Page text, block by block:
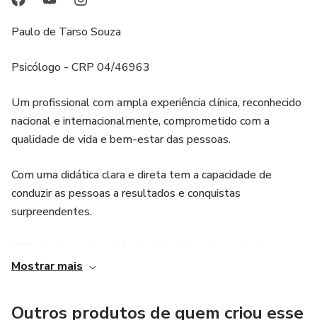
Paulo de Tarso Souza
Psicólogo - CRP 04/46963
Um profissional com ampla experiência clínica, reconhecido
nacional e internacionalmente, comprometido com a
qualidade de vida e bem-estar das pessoas.
Com uma didática clara e direta tem a capacidade de
conduzir as pessoas a resultados e conquistas
surpreendentes.
controle mental e emocional graças a suas orientações e
Mostrar mais
Outros produtos de quem criou esse